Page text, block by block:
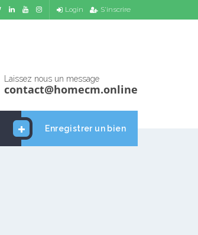
Login S'inscrire
Laissez nous un message
contact@homecm.online
Enregistrer un bien